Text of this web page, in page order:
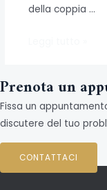
della coppia …
Separazione
e
Divorzio
Prenota un
Fissa un
discutere del tuo
CONTATTACI